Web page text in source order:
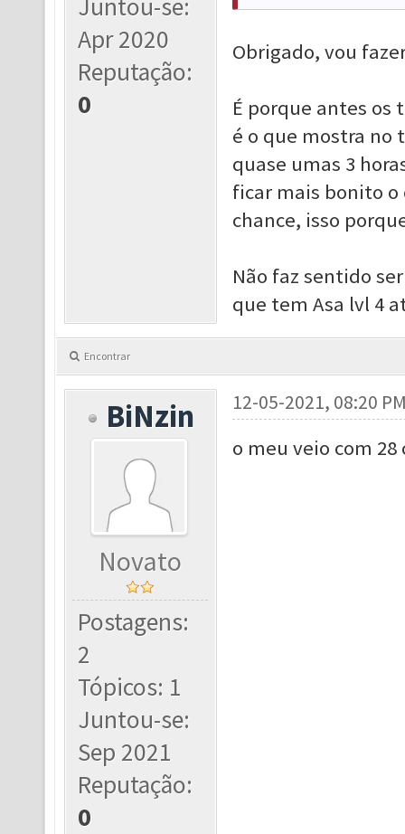
Juntou-se:
Apr 2020
Reputação:
0
Obrigado, vou
É porque antes os
é o que mostra no
quase umas 3
ficar mais bonito o
chance, isso
Não faz sentido
que tem Asa lvl 4
Encontrar
BiNzin
Novato
Postagens:
2
Tópicos: 1
Juntou-se:
Sep 2021
Reputação:
0
12-05-2021, 08:20
o meu veio com